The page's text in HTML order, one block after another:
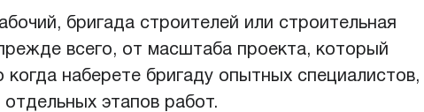
бригада строителей или строительная
всего, от масштаба проекта, который
когда наберете бригаду опытных специалистов,
отдельных этапов работ.